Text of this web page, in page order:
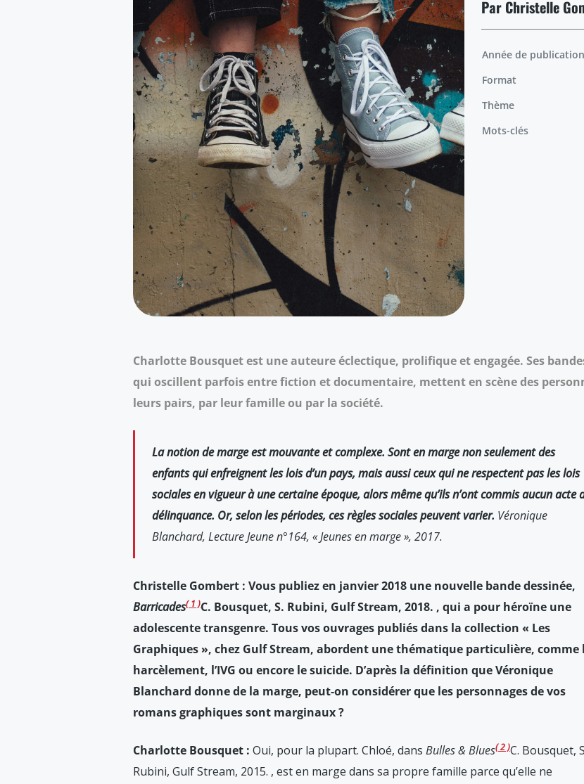
Par Christelle
Année de publication
Format
Thème
Mots-clés
Charlotte Bousquet est une auteure éclectique, prolifique et engagée. Ses
qui oscillent parfois entre fiction et documentaire, mettent en scène des
leurs pairs, par leur famille ou par la société.
La notion de marge est mouvante et complexe. Sont en marge non seulement des
enfants qui enfreignent les lois d’un pays, mais aussi ceux qui ne respectent pas les lois
sociales en vigueur à une certaine époque, alors même qu’ils n’ont commis aucun acte
délinquance. Or, selon les périodes, ces règles sociales peuvent varier. Véronique
Blanchard, Lecture Jeunen°164, « Jeunes en marge », 2017.
Christelle Gombert : Vous publiez en janvier 2018 une nouvelle bande dessinée,
Barricades 1 C. Bousquet, S. Rubini, Gulf Stream, 2018. , qui a pour héroïne une
adolescente transgenre. Tous vos ouvrages publiés dans la collection « Les
Graphiques », chez Gulf Stream, abordent une thématique particulière, comme
harcèlement, l’IVG ou encore le suicide. D’après la définition que Véronique
Blanchard donne de la marge, peut-on considérer que les personnages de vos
romans graphiques sont marginaux ?
Charlotte Bousquet : Oui, pour la plupart. Chloé, dans Bulles & Blues 2 C. Bousquet,
Rubini, Gulf Stream, 2015. , est en marge dans sa propre famille parce qu’elle ne